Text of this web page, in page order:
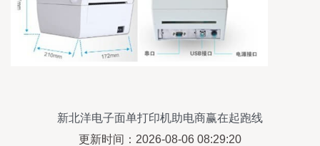
新北洋电子面单打印机助电商赢在起跑线
更新时间：2026-08-06 08:29:20